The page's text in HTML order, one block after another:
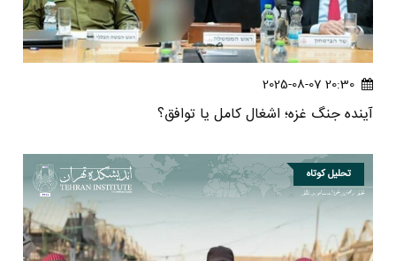
20:30 2025-08-07
آینده جنگ غزه؛ اشغال کامل یا توافق؟
تحلیل کوتاه